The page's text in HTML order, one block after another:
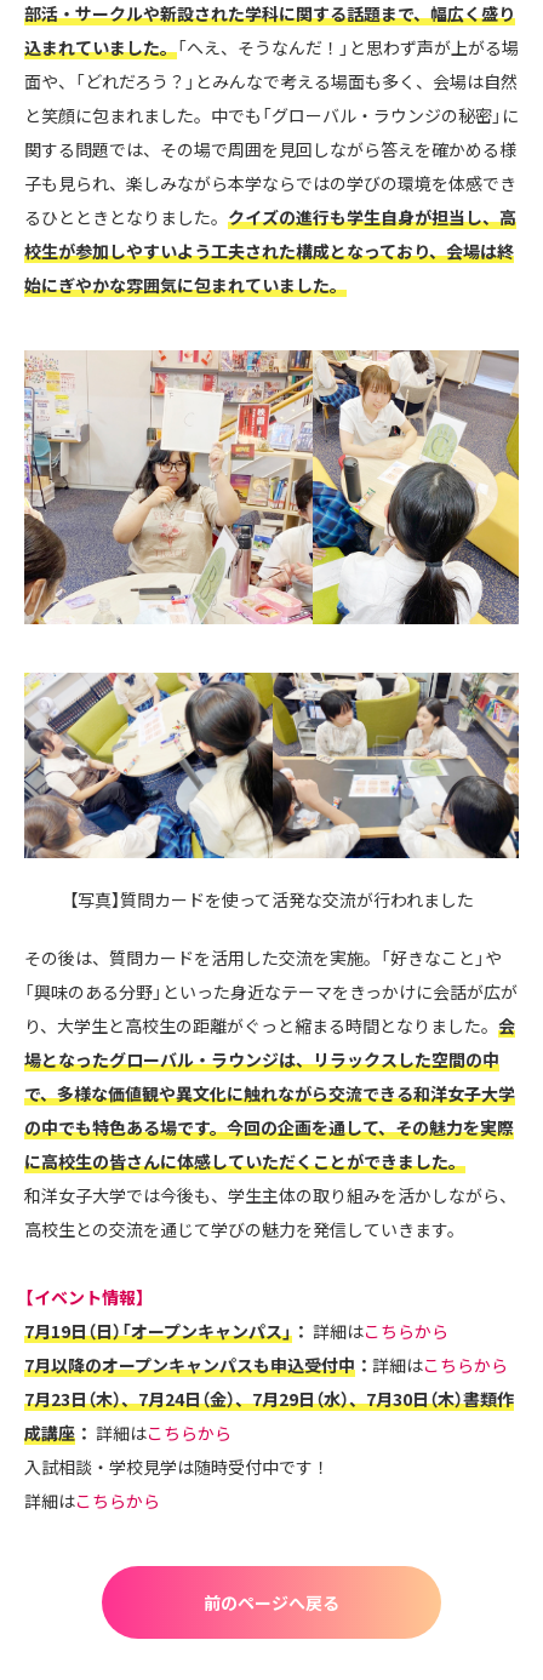
部活・サークルや新設された学科に関する話題まで、幅広く盛り
込まれていました。「へえ、そうなんだ！」と思わず声が上がる場
面や、「どれだろう？」とみんなで考える場面も多く、会場は自然
と笑顔に包まれました。中でも「グローバル・ラウンジの秘密」に
関する問題では、その場で周囲を見回しながら答えを確かめる様
子も見られ、楽しみながら本学ならではの学びの環境を体感でき
るひとときとなりました。 クイズの進行も学生自身が担当し、高
校生が参加しやすいよう工夫された構成となっており、会場は終
始にぎやかな雰囲気に包まれていました。
【写真】質問カードを使って活発な交流が行われました
その後は、質問カードを活用した交流を実施。「好きなこと」や
「興味のある分野」といった身近なテーマをきっかけに会話が広が
り、大学生と高校生の距離がぐっと縮まる時間となりました。 会
場となったグローバル・ラウンジは、リラックスした空間の中
で、多様な価値観や異文化に触れながら交流できる和洋女子大学
の中でも特色ある場です。今回の企画を通して、その魅力を実際
に高校生の皆さんに体感していただくことができました。
和洋女子大学では今後も、学生主体の取り組みを活かしながら、
高校生との交流を通じて学びの魅力を発信していきます。
【イベント情報】
7月19日（日）「オープンキャンパス」 ： 詳細はこちらから
7月以降のオープンキャンパスも申込受付中 ： 詳細はこちらから
7月23日（木）、7月24日（金）、7月29日（水）、7月30日（木）書類作
成講座 ： 詳細はこちらから
入試相談・学校見学は随時受付中です！
詳細はこちらから
前のページへ戻る